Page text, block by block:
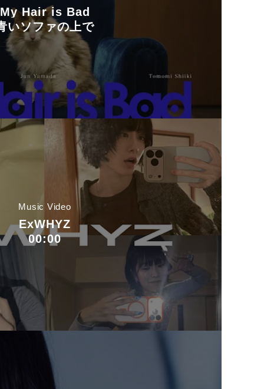
My Hair is Bad
いソファの上で
Music Video
ExWHYZ
00:00